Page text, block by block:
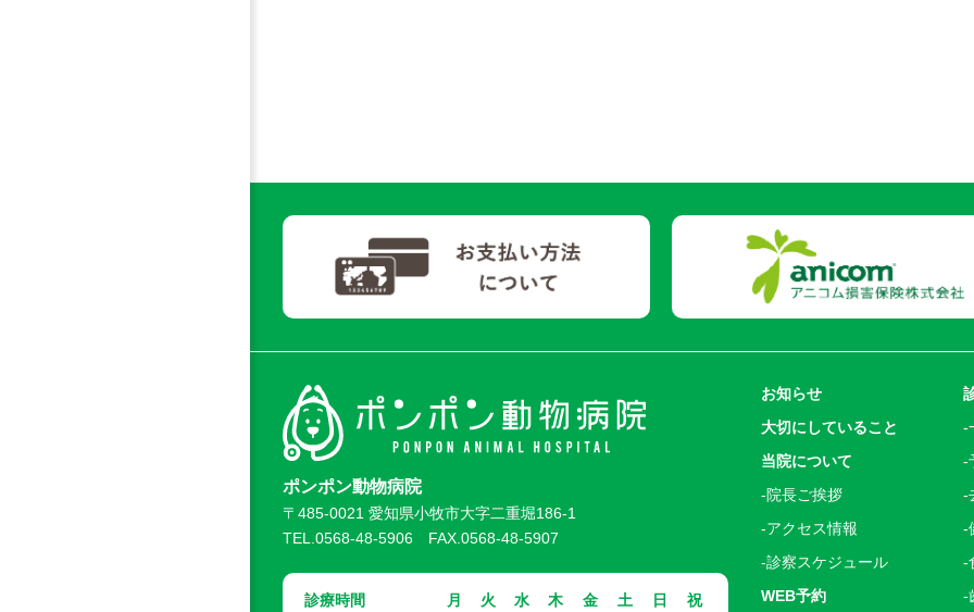
お知らせ
大切にしていること
当院について
院長ご挨拶
アクセス情報
診察スケジュール
WEB予約
ポンポン動物病院
〒485-0021 愛知県小牧市大字二重堀186-1
TEL.0568-48-5906 FAX.0568-48-5907
診療時間 月 火 水 木 金 土 日 祝